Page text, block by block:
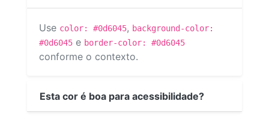
Use color: #0d6045, background-color:
#0d6045 e border-color: #0d6045
conforme o contexto.
Esta cor é boa para acessibilidade?